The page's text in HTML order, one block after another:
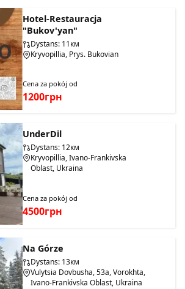
Hotel-Restauracja
"Bukov'yan"
Dystans: 11км
Kryvopillia, Prys. Bukovian
Cena za pokój od
1200грн
UnderDil
Dystans: 12км
Kryvopillia, Ivano-Frankivska
Oblast, Ukraina
Cena za pokój od
4500грн
Na Górze
Dystans: 13км
Vulytsia Dovbusha, 53a, Vorokhta,
Ivano-Frankivska Oblast, Ukraina